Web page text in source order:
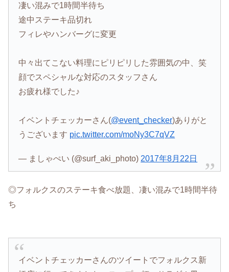
凄い混みで1時間半待ち
途中ステーキ品切れ
フィレやハンバーグに変更
中々出てこない料理にピリピリした雰囲気の中、笑
顔でスペシャルな対応のスタッフさん
お疲れ様でした♪
イベントチェッカーさん(@event_checker)ありがと
うございます pic.twitter.com/moNy3C7qVZ
— ましゃぺい (@surf_aki_photo) 2017年8月22日
◎フォルクスのステーキ食べ放題、凄い混みで1時間半待
ち
イベントチェッカーさんのツイートでフォルクス新